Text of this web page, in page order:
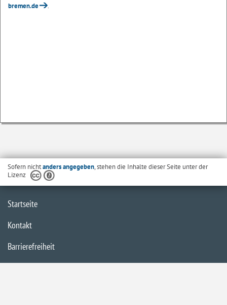
bremen.de
.
Sofern nichtanders angegeben, stehen die Inhalte dieser Seite unter der
Lizenz
Startseite
Kontakt
Barrierefreiheit